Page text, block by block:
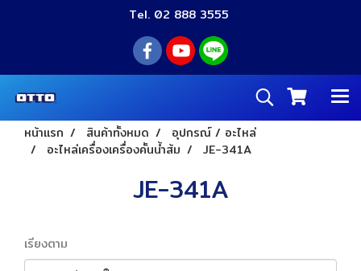
Tel. 02 888 3555
หน้าแรก สินค้าทั้งหมด
อุปกรณ์ / อะไหล่
อะไหล่เครื่องเครื่องคั้นน้ำส้ม
JE-341A
JE-341A
เรียงตาม